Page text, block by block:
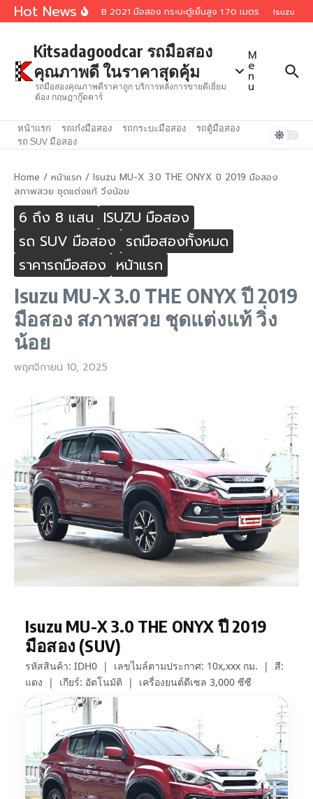
Skip to content
Hot News
Isuzu D-Max 1.9 Spark B 2021 มือสอง กระบะตู้เย็นสูง 1.70 เมตร Isuzu D-
Kitsadagoodcar รถมือสอง
คุณภาพดี ในราคาสุดคุ้ม
รถมือสองคุณภาพดีราคาถูก บริการหลังการขายดีเยี่ยม
ต้อง กฤษฎากู๊ดคาร์
M
e
n
u
หน้าแรก รถเก๋งมือสอง รถกระบะมือสอง
รถตู้มือสอง
รถ SUV มือสอง
Home / หน้าแรก / Isuzu MU-X 3.0 THE ONYX ปี 2019 มือสอง
สภาพสวย ชุดแต่งแท้ วิ่งน้อย
6 ถึง 8 แสน ISUZU มือสอง
รถ SUV มือสอง รถมือสองทั้งหมด
ราคารถมือสอง หน้าแรก
Isuzu MU-X 3.0 THE ONYX ปี 2019
มือสอง สภาพสวย ชุดแต่งแท้ วิ่ง
น้อย
พฤศจิกายน 10, 2025
Isuzu MU-X 3.0 THE ONYX ปี 2019
มือสอง (SUV)
รหัสสินค้า: IDH0 | เลขไมล์ตามประกาศ: 10x,xxx กม. | สี:
แดง | เกียร์: อัตโนมัติ | เครื่องยนต์ดีเซล 3,000 ซีซี